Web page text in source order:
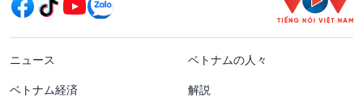
menu footer tiếng Nhật
ニュース ベトナムの人々
ベトナム経済 解説